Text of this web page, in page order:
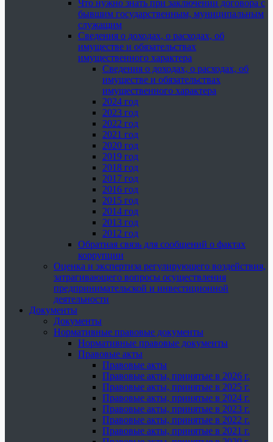
Что нужно знать при заключении договора с
бывшим государственным, муниципальным
служащим
Сведения о доходах, о расходах, об
имуществе и обязательствах
имущественного характера
Сведения о доходах, о расходах, об
имуществе и обязательствах
имущественного характера
2024 год
2023 год
2022 год
2021 год
2020 год
2019 год
2018 год
2017 год
2016 год
2015 год
2014 год
2013 год
2012 год
Обратная связь для сообщений о фактах
коррупции
Оценка и экспертиза регулирующего воздействия,
затрагивающего вопросы осуществления
предпринимательской и инвестиционной
деятельности
Документы
Документы
Нормативные правовые документы
Нормативные правовые документы
Правовые акты
Правовые акты
Правовые акты, принятые в 2026 г.
Правовые акты, принятые в 2025 г.
Правовые акты, принятые в 2024 г.
Правовые акты, принятые в 2023 г.
Правовые акты, принятые в 2022 г.
Правовые акты, принятые в 2021 г.